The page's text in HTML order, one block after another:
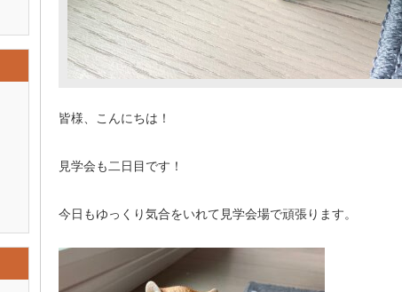
皆様、こんにちは！
見学会も二日目です！
今日もゆっくり気合をいれて見学会場で頑張ります。